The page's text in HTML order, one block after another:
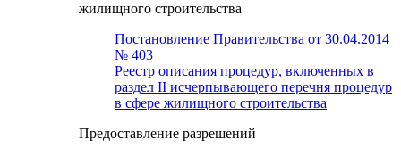
жилищного строительства
Постановление Правительства от 30.04.2014
№ 403
Реестр описания процедур, включенных в
раздел II исчерпывающего перечня процедур
в сфере жилищного строительства
Предоставление разрешений